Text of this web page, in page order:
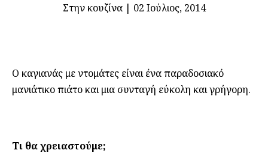
Στην κουζίνα| 02 Ιούλιος, 2014
Ο καγιανάς με ντομάτες είναι ένα παραδοσιακό
μανιάτικο πιάτο και μια συνταγή εύκολη και γρήγορη.
Τι θα χρειαστούμε;